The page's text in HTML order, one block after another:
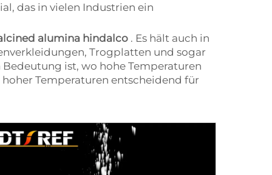
das in vielen Industrien ein
alumina hindalco . Es hält auch in
Trogplatten und sogar
ist, wo hohe Temperaturen
Temperaturen entscheidend für